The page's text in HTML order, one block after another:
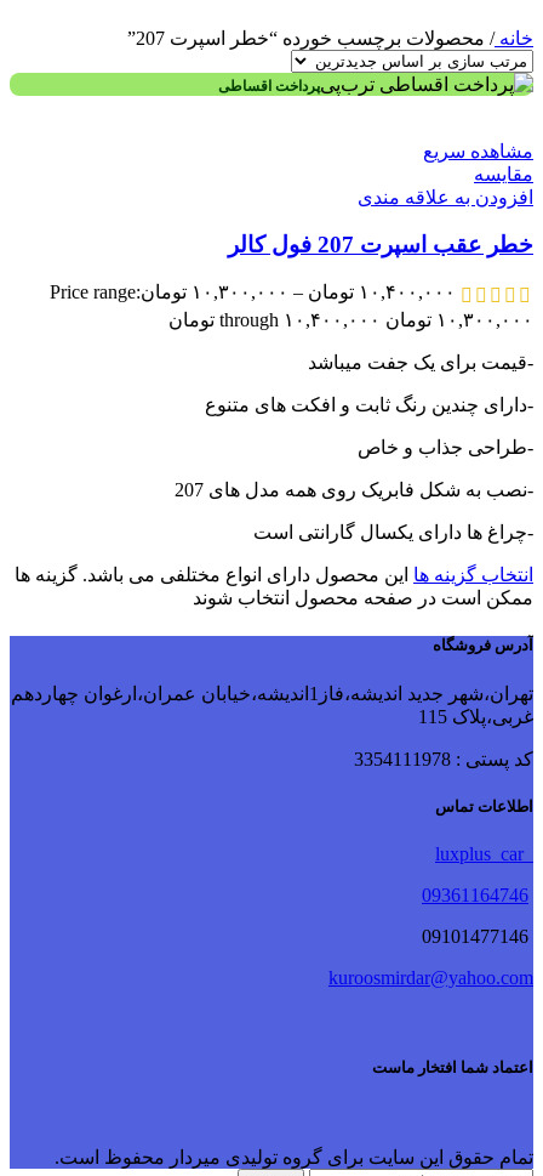
خانه/ محصولات برچسب خورده “خطر اسپرت 207”
پرداخت اقساطی
مشاهده سریع
مقایسه
افزودن به علاقه مندی
خطر عقب اسپرت 207 فول کالر
۱۰,۴۰۰,۰۰۰ تومان – ۱۰,۳۰۰,۰۰۰ تومانPrice range:
۱۰,۳۰۰,۰۰۰ تومان through ۱۰,۴۰۰,۰۰۰ تومان
-قیمت برای یک جفت میباشد
-دارای چندین رنگ ثابت و افکت های متنوع
-طراحی جذاب و خاص
-نصب به شکل فابریک روی همه مدل های 207
-چراغ ها دارای یکسال گارانتی است
انتخاب گزینه ها این محصول دارای انواع مختلفی می باشد. گزینه ها
ممکن است در صفحه محصول انتخاب شوند
آدرس فروشگاه
تهران،شهر جدید اندیشه،فاز1اندیشه،خیابان عمران،ارغوان چهاردهم
غربی،پلاک 115
کد پستی : 3354111978
اطلاعات تماس
09361164746
kuroosmirdar@yahoo.com
اعتماد شما افتخار ماست
تمام حقوق این سایت برای گروه تولیدی میردار محفوظ است.